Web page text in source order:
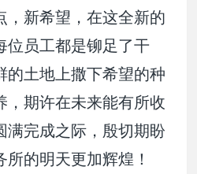
，新希望，在这全新的
位员工都是铆足了干
的土地上撒下希望的种
，期许在未来能有所收
满完成之际，殷切期盼
的明天更加辉煌！